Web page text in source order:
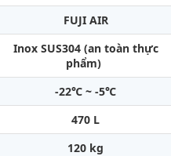
FUJI AIR
Inox SUS304 (an toàn thực
phẩm)
-22℃ ~ -5℃
470 L
120 kg